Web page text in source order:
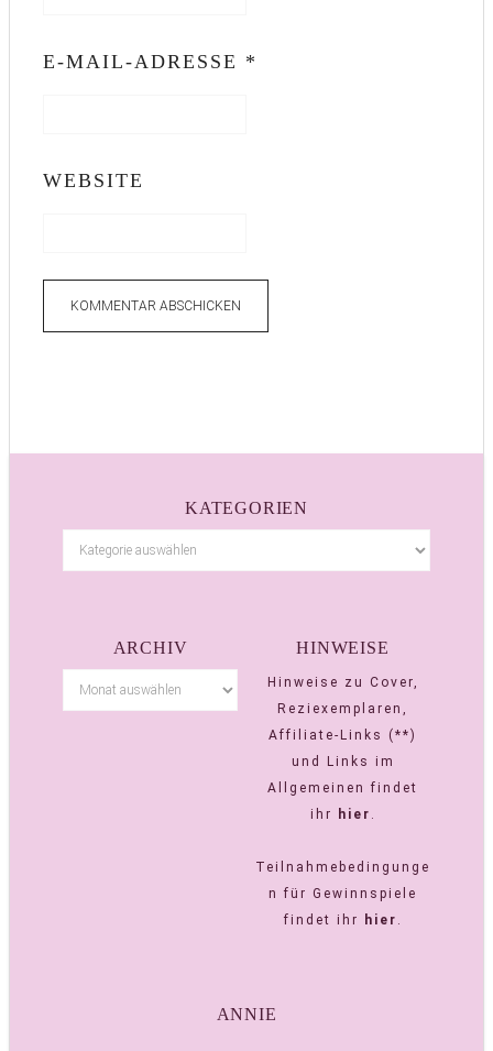
E-MAIL-ADRESSE *
WEBSITE
KATEGORIEN
ARCHIV HINWEISE
Hinweise zu Cover,
Reziexemplaren,
Affiliate-Links (**)
und Links im
Allgemeinen findet
ihr
hier .
Teilnahmebedingunge
n für Gewinnspiele
findet ihr
hier .
ANNIE